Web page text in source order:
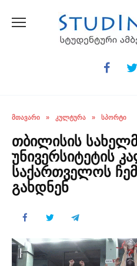
ᲛᲗᲐᲕᲐᲠᲘ » ᲙᲣᲚᲢᲣᲠᲐ » ᲡᲞᲝᲠᲢᲘ
თბილისის
უნივერსიტეტის
საქართველოს
გახდნენ